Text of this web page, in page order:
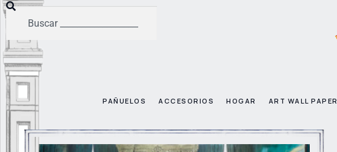
PAÑUELOS ACCESORIOS HOGAR ART WALL PAPER